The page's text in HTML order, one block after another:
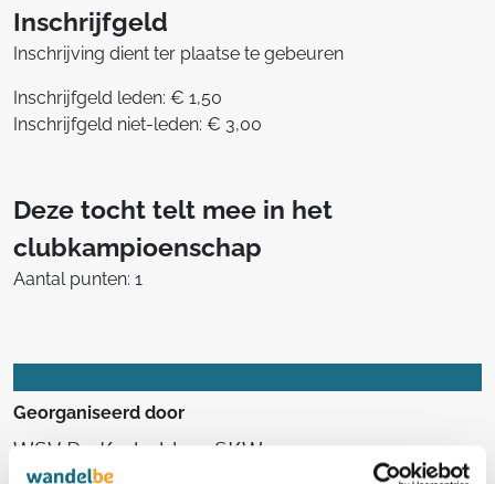
Inschrijfgeld
Inschrijving dient ter plaatse te gebeuren
Inschrijfgeld leden: € 1,50
Inschrijfgeld niet-leden: € 3,00
Deze tocht telt mee in het
clubkampioenschap
Aantal punten: 1
Georganiseerd door
WSV De Kadodders SKW vzw